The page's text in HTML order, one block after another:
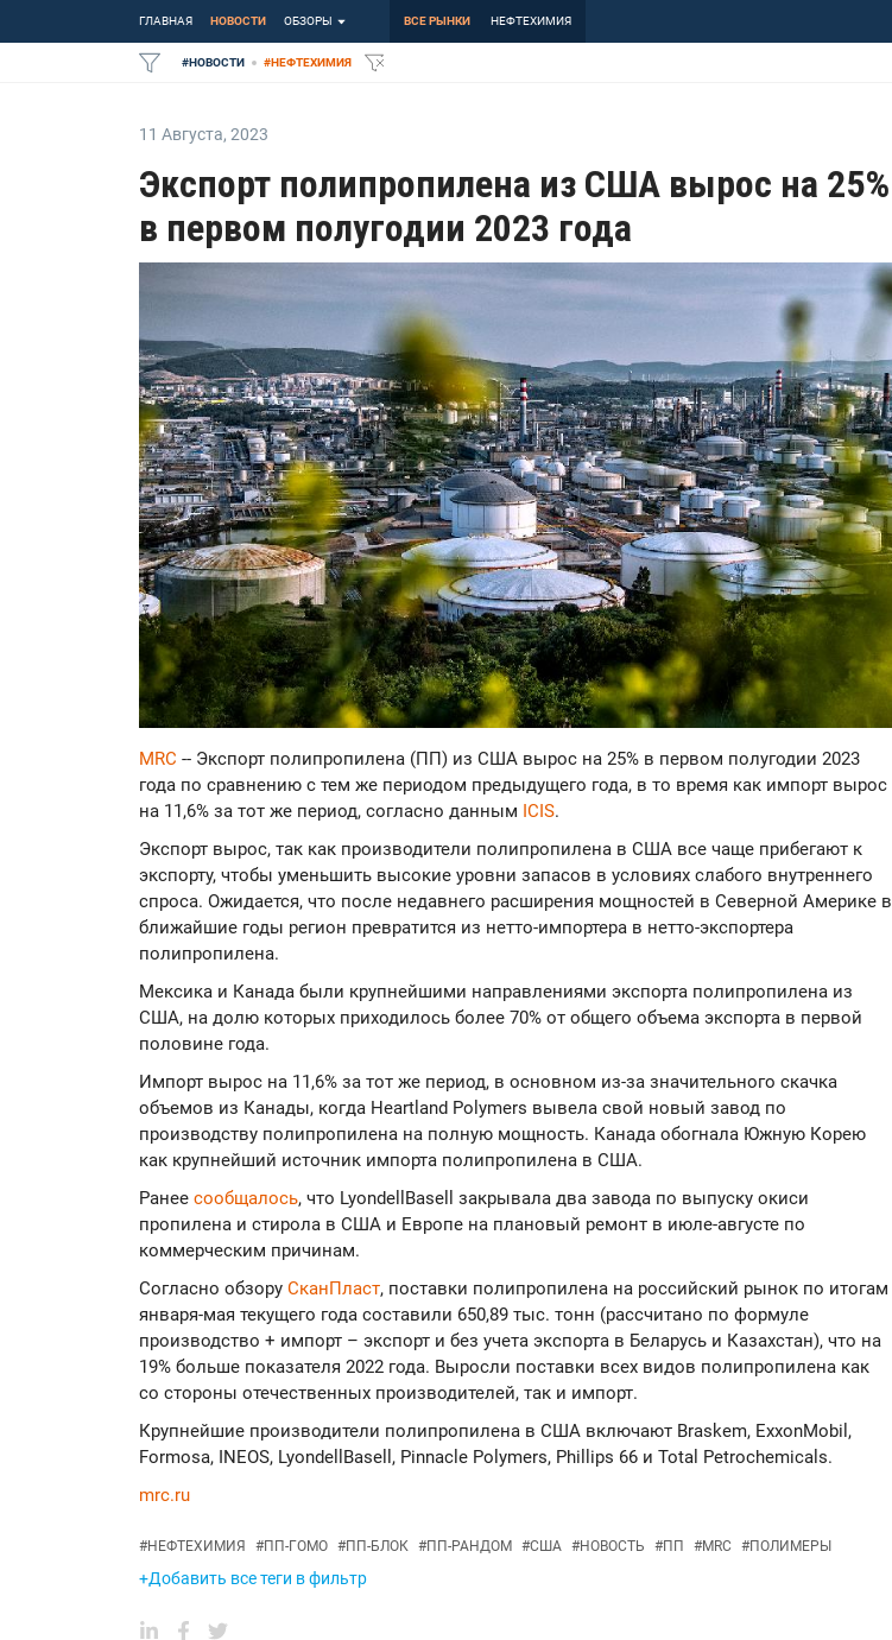
ГЛАВНАЯ НОВОСТИ ОБЗОРЫ ВСЕ РЫНКИ НЕФТЕХИМИЯ
#НОВОСТИ #НЕФТЕХИМИЯ
11 Августа, 2023
Экспорт полипропилена из США вырос на 25%
в первом полугодии 2023 года
MRC -- Экспорт полипропилена (ПП) из США вырос на 25% в первом полугодии 2023
года по сравнению с тем же периодом предыдущего года, в то время как импорт вырос
на 11,6% за тот же период, согласно данным ICIS.
Экспорт вырос, так как производители полипропилена в США все чаще прибегают к
экспорту, чтобы уменьшить высокие уровни запасов в условиях слабого внутреннего
спроса. Ожидается, что после недавнего расширения мощностей в Северной Америке в
ближайшие годы регион превратится из нетто-импортера в нетто-экспортера
полипропилена.
Мексика и Канада были крупнейшими направлениями экспорта полипропилена из
США, на долю которых приходилось более 70% от общего объема экспорта в первой
половине года.
Импорт вырос на 11,6% за тот же период, в основном из-за значительного скачка
объемов из Канады, когда Heartland Polymers вывела свой новый завод по
производству полипропилена на полную мощность. Канада обогнала Южную Корею
как крупнейший источник импорта полипропилена в США.
Ранее сообщалось, что LyondellBasell закрывала два завода по выпуску окиси
пропилена и стирола в США и Европе на плановый ремонт в июле-августе по
коммерческим причинам.
Согласно обзору СканПласт, поставки полипропилена на российский рынок по итогам
января-мая текущего года составили 650,89 тыс. тонн (рассчитано по формуле
производство + импорт – экспорт и без учета экспорта в Беларусь и Казахстан), что на
19% больше показателя 2022 года. Выросли поставки всех видов полипропилена как
со стороны отечественных производителей, так и импорт.
Крупнейшие производители полипропилена в США включают Braskem, ExxonMobil,
Formosa, INEOS, LyondellBasell, Pinnacle Polymers, Phillips 66 и Total Petrochemicals.
mrc.ru
#НЕФТЕХИМИЯ #ПП-ГОМО #ПП-БЛОК #ПП-РАНДОМ #США #НОВОСТЬ #ПП #MRC #ПОЛИМЕРЫ
+Добавить все теги в фильтр